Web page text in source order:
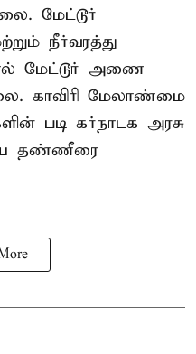
மேட்டூர்
நீர்வரத்து
மேட்டூர் அணை
காவிரி மேலாண்மை
படி கர்நாடக அரசு
தண்ணீரை